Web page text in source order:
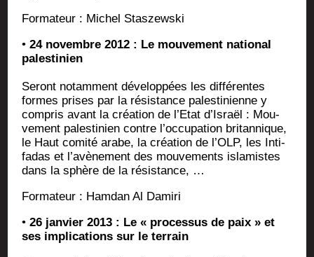
For­ma­teur : Michel Staszewski
•24 novembre 2012 : Le mou­ve­ment natio­nal
palestinien
Seront notam­ment déve­lop­pées les dif­fé­rentes
formes prises par la résis­tance pales­ti­nienne y
com­pris avant la créa­tion de l’Etat d’Israël : Mou­
ve­ment pales­ti­nien contre l’occupation bri­tan­nique,
le Haut comi­té arabe, la créa­tion de l’OLP, les Inti­
fa­das et l’avènement des mou­ve­ments isla­mistes
dans la sphère de la résistance, …
For­ma­teur : Ham­dan Al Damiri
•26 jan­vier 2013 : Le « pro­ces­sus de paix » et
ses impli­ca­tions sur le terrain